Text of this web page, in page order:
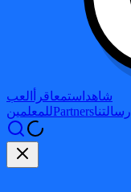
شاهد استمعاقرأ
العب
للمعلمينPartnersرسالتنا